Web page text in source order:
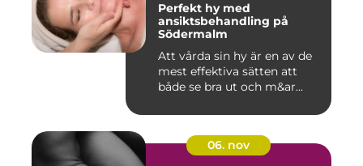
Perfekt hy med
ansiktsbehandling på
Södermalm
Att vårda sin hy är en av de
mest effektiva sätten att
både se bra ut och m&ar...
06. nov